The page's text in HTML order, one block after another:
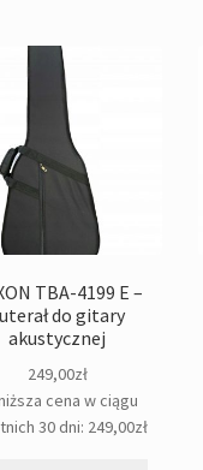
TBA-4199 E –
do gitary
akustycznej
249,00zł
cena w ciągu
30 dni: 249,00zł